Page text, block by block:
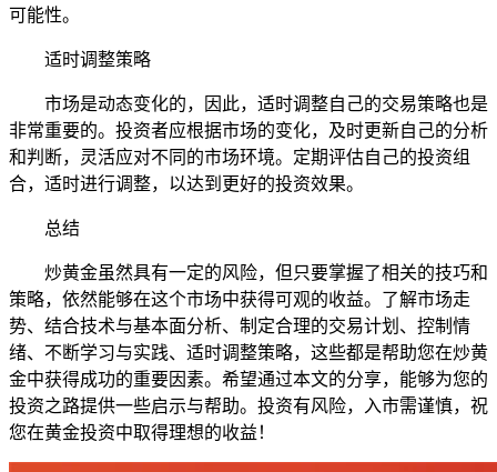
可能性。
适时调整策略
市场是动态变化的，因此，适时调整自己的交易策略也是
非常重要的。投资者应根据市场的变化，及时更新自己的分析
和判断，灵活应对不同的市场环境。定期评估自己的投资组
合，适时进行调整，以达到更好的投资效果。
总结
炒黄金虽然具有一定的风险，但只要掌握了相关的技巧和
策略，依然能够在这个市场中获得可观的收益。了解市场走
势、结合技术与基本面分析、制定合理的交易计划、控制情
绪、不断学习与实践、适时调整策略，这些都是帮助您在炒黄
金中获得成功的重要因素。希望通过本文的分享，能够为您的
投资之路提供一些启示与帮助。投资有风险，入市需谨慎，祝
您在黄金投资中取得理想的收益！